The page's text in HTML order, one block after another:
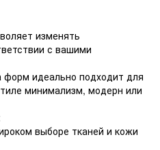
изменять
с вашими
форм идеально подходит для
минимализм, модерн или
выборе тканей и кожи